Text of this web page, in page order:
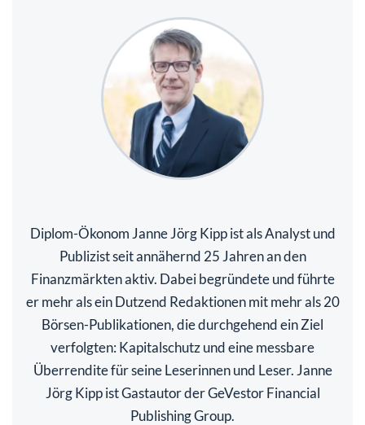
Diplom-Ökonom Janne Jörg Kipp ist als Analyst und
Publizist seit annähernd 25 Jahren an den
Finanzmärkten aktiv. Dabei begründete und führte
er mehr als ein Dutzend Redaktionen mit mehr als 20
Börsen-Publikationen, die durchgehend ein Ziel
verfolgten: Kapitalschutz und eine messbare
Überrendite für seine Leserinnen und Leser. Janne
Jörg Kipp ist Gastautor der GeVestor Financial
Publishing Group.